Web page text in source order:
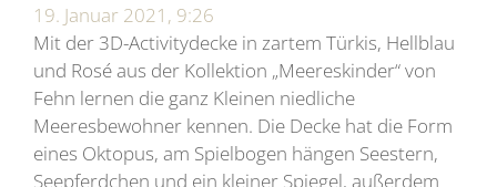
19. Januar 2021, 9:26
Mit der 3D-Activitydecke in zartem Türkis, Hellblau
und Rosé aus der Kollektion „Meereskinder“ von
Fehn lernen die ganz Kleinen niedliche
Meeresbewohner kennen. Die Decke hat die Form
eines Oktopus, am Spielbogen hängen Seestern,
Seepferdchen und ein kleiner Spiegel, außerdem